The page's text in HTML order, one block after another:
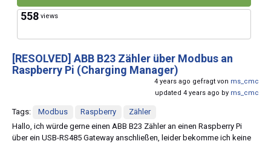
558 views
[RESOLVED] ABB B23 Zähler über Modbus an
Raspberry Pi (Charging Manager)
4 years ago gefragt von ms_cmc
updated 4 years ago by ms_cmc
Tags: Modbus Raspberry
Zähler
Hallo, ich würde gerne einen ABB B23 Zähler an einen Raspberry Pi
über ein USB-RS485 Gateway anschließen, leider bekomme ich keine